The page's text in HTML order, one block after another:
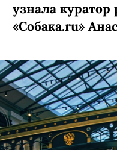
узнала
«Собака.ru»